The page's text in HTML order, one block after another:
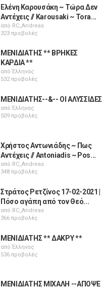
Ελένη Καρουσάκη ~ Τώρα Δεν
Αντέχεις // Karousaki ~ Tora...
από RC_Andreas
323 προβολές
ΜΕΝΙΔΙΑΤΗΣ ** ΒΡΗΚΕΣ
ΚΑΡΔΙΑ **
απόΈλληνας
532 προβολές
ΜΕΝΙΔΙΑΤΗΣ--&-- ΟΙ ΑΛΥΣΣΙΔΕΣ
απόΈλληνας
509 προβολές
Χρήστος Αντωνιάδης ~ Πως
Αντέχεις // Antoniadis ~ Pos...
από RC_Andreas
348 προβολές
Στράτος Ρετζίνος 17-02-2021 |
Πόσο αγάπη από τον Θεό...
από RC_Andreas
366 προβολές
ΜΕΝΙΔΙΑΤΗΣ ** ΔΑΚΡΥ **
απόΈλληνας
536 προβολές
ΜΕΝΙΔΙΑΤΗΣ ΜΙΧΑΛΗ --ΑΠΟΨΕ